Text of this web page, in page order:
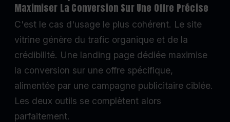
Maximiser La Conversion Sur Une Offre Précise
C'est le cas d'usage le plus cohérent. Le site
vitrine génère du trafic organique et de la
crédibilité. Une landing page dédiée maximise
la conversion sur une offre spécifique,
alimentée par une campagne publicitaire ciblée.
Les deux outils se complètent alors
parfaitement.